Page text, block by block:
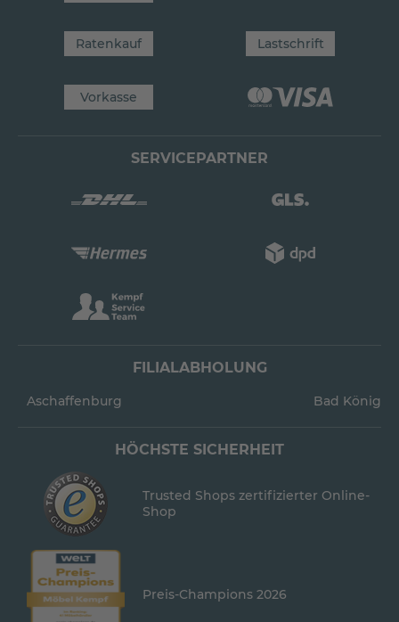
Ratenkauf Lastschrift
Vorkasse
SERVICEPARTNER
FILIALABHOLUNG
Aschaffenburg Bad König
HÖCHSTE SICHERHEIT
Trusted Shops zertifizierter Online-
Shop
Preis-Champions 2026